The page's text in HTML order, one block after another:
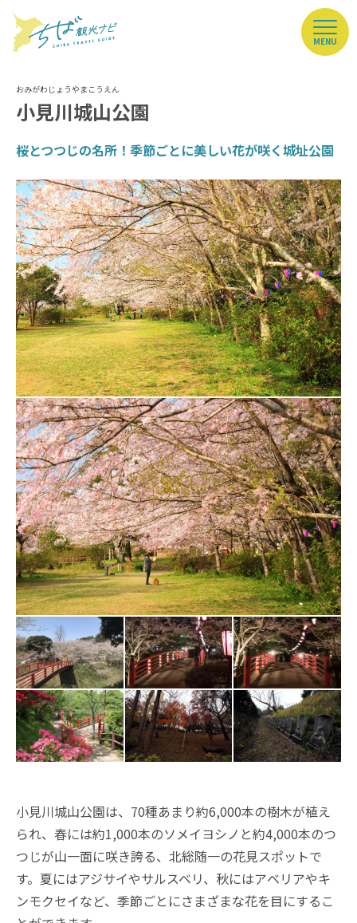
MENU
小見川城山公園
桜とつつじの名所！季節ごとに美しい花が咲く城址公園
小見川城山公園は、70種あまり約6,000本の樹木が植え
られ、春には約1,000本のソメイヨシノと約4,000本のつ
つじが山一面に咲き誇る、北総随一の花見スポットで
す。夏にはアジサイやサルスベリ、秋にはアベリアやキ
ンモクセイなど、季節ごとにさまざまな花を目にするこ